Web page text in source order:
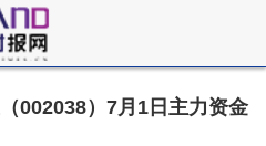
002038）7月1日主力资金